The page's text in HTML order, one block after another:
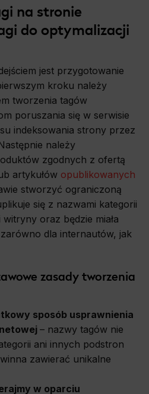
na stronie
do optymalizacji
jest przygotowanie
kroku należy
tworzenia tagów
poruszania się w serwisie
indeksowania strony przez
należy
zgodnych z ofertą
artykułów opublikowanych
stworzyć ograniczoną
się z nazwami kategorii
oraz będzie miała
dla internautów, jak
zasady tworzenia
sposób usprawnienia
– nazwy tagów nie
ani innych podstron
zawierać unikalne
w oparciu